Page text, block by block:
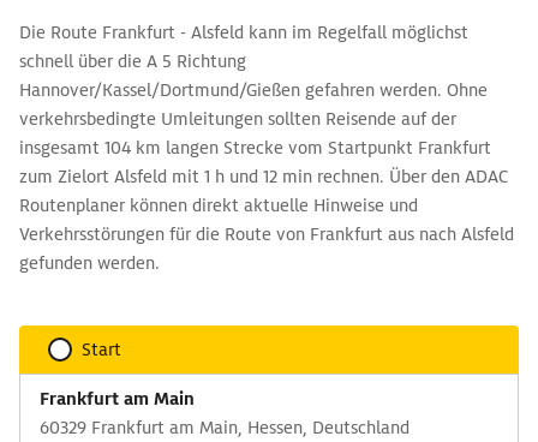
Die Route Frankfurt - Alsfeld kann im Regelfall möglichst
schnell über die A 5 Richtung
Hannover/Kassel/Dortmund/Gießen gefahren werden. Ohne
verkehrsbedingte Umleitungen sollten Reisende auf der
insgesamt 104 km langen Strecke vom Startpunkt Frankfurt
zum Zielort Alsfeld mit 1 h und 12 min rechnen. Über den ADAC
Routenplaner können direkt aktuelle Hinweise und
Verkehrsstörungen für die Route von Frankfurt aus nach Alsfeld
gefunden werden.
Start
Frankfurt am Main
60329 Frankfurt am Main, Hessen, Deutschland